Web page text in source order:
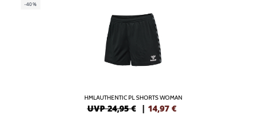
-40%
HMLAUTHENTIC PL SHORTS WOMAN
UVP 24,95 € | 14,97 €